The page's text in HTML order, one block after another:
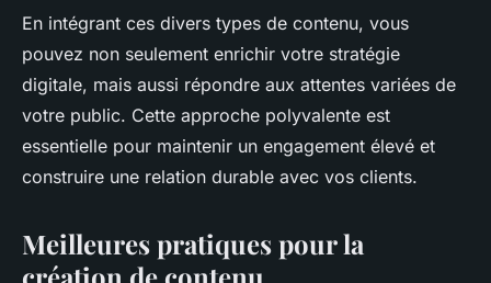
En intégrant ces divers types de contenu, vous
pouvez non seulement enrichir votre stratégie
digitale, mais aussi répondre aux attentes variées de
votre public. Cette approche polyvalente est
essentielle pour maintenir un engagement élevé et
construire une relation durable avec vos clients.
Meilleures pratiques pour la